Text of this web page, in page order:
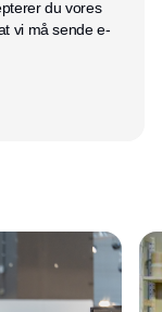
du vores
vi må sende e-